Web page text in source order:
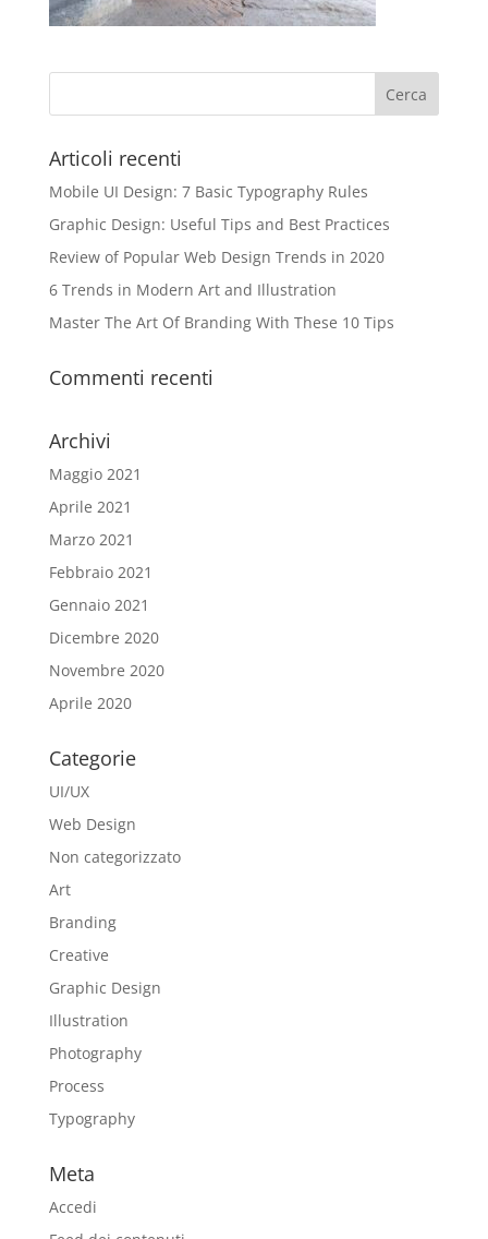
Articoli recenti
Mobile UI Design: 7 Basic Typography Rules
Graphic Design: Useful Tips and Best Practices
Review of Popular Web Design Trends in 2020
6 Trends in Modern Art and Illustration
Master The Art Of Branding With These 10 Tips
Commenti recenti
Archivi
Maggio 2021
Aprile 2021
Marzo 2021
Febbraio 2021
Gennaio 2021
Dicembre 2020
Novembre 2020
Aprile 2020
Categorie
UI/UX
Web Design
Non categorizzato
Art
Branding
Creative
Graphic Design
Illustration
Photography
Process
Typography
Meta
Accedi